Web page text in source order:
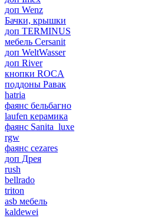
доп Wenz
Бачки, крышки
доп TERMINUS
мебель Cersanit
доп WeltWasser
доп River
кнопки ROCA
поддоны Равак
hatria
фаянс бельбагно
laufen керамика
фаянс Sanita_luxe
rgw
фаянс cezares
доп Дрея
rush
bellrado
triton
asb мебель
kaldewei